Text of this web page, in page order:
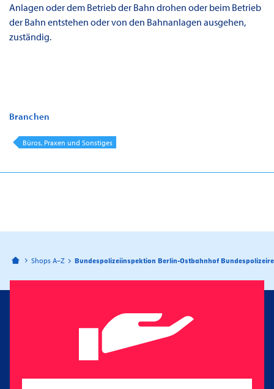
Anlagen oder dem Betrieb der Bahn drohen oder beim Betrieb
der Bahn entstehen oder von den Bahnanlagen ausgehen,
zuständig.
Branchen
Büros, Praxen und Sonstiges
Bahnhofspassagen Potsdam
Shops A–Z Bundespolizeiinspektion Berlin-Ostbahnhof